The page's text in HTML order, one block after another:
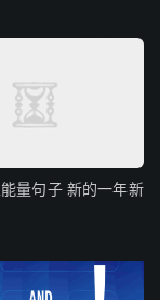
量句子 新的一年新